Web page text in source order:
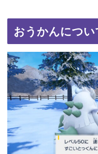
おうかんにつ